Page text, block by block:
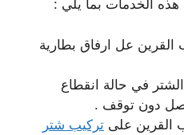
هذه الخدمات بما يلي :
القرين عل ارفاق بطارية
في حالة انقطاع
دون توقف .
القرين على تركيب شتر